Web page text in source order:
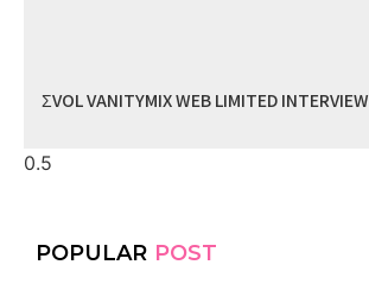
ΣVOL VANITYMIX WEB LIMITED INTERVIEW
POPULAR POST